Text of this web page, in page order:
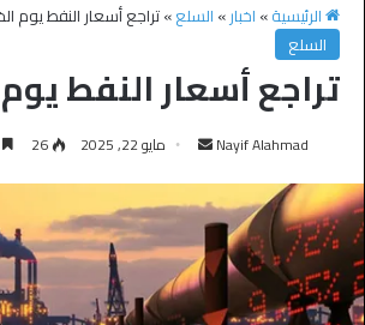
الرئيسية» اخبار» السلع»تراجع أسعار النفط يوم
السلع
تراجع أسعار النفط
Nayif Alahmad مايو 22, 2025 26